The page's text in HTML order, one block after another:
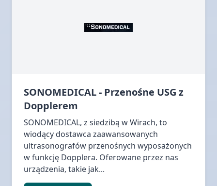
SONOMEDICAL - Przenośne USG z
Dopplerem
SONOMEDICAL, z siedzibą w Wirach, to
wiodący dostawca zaawansowanych
ultrasonografów przenośnych wyposażonych
w funkcję Dopplera. Oferowane przez nas
urządzenia, takie jak...